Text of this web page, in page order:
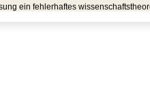
ein fehlerhaftes